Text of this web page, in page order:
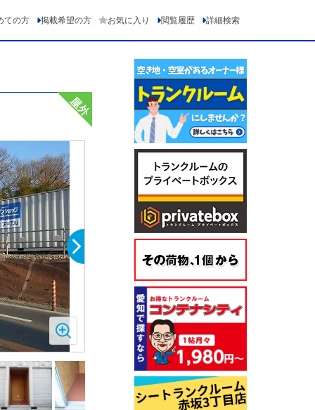
ての方 掲載希望の方 お気に入り 閲覧履歴 詳細検索